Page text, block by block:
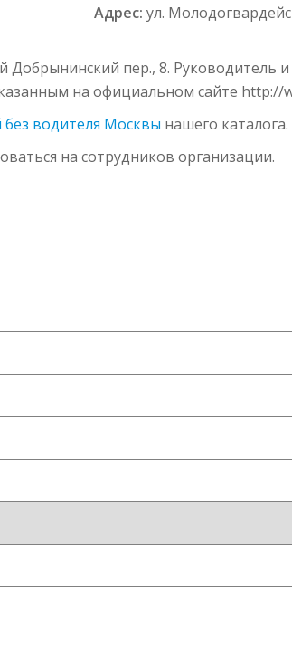
Адрес: ул.
Добрынинский пер., 8. Руководитель
на официальном сайте http://
водителя Москвы нашего каталога.
на сотрудников организации.